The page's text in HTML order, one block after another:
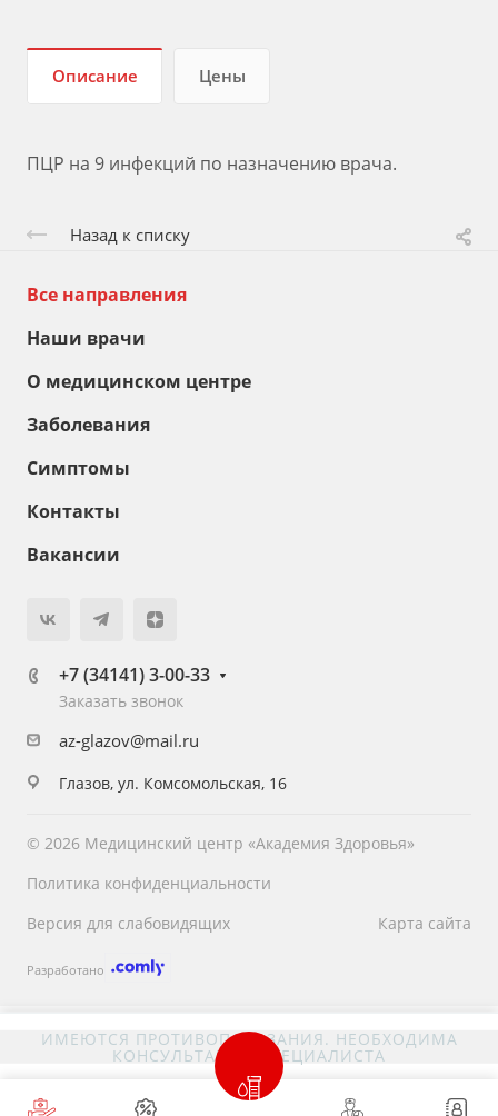
Описание Цены
ПЦР на 9 инфекций по назначению врача.
Назад к списку
Все направления
Наши врачи
О медицинском центре
Заболевания
Симптомы
Контакты
Вакансии
+7 (34141) 3-00-33
Заказать звонок
az-glazov@mail.ru
Глазов, ул. Комсомольская, 16
© 2026 Медицинский центр «Академия Здоровья»
Политика конфиденциальности
Версия для слабовидящих
Карта сайта
Разработано
ИМЕЮТСЯ ПРОТИВОПОКАЗАНИЯ. НЕОБХОДИМА
КОНСУЛЬТАЦИЯ СПЕЦИАЛИСТА